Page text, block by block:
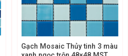
Gạch Mosaic Thủy tinh 3 màu